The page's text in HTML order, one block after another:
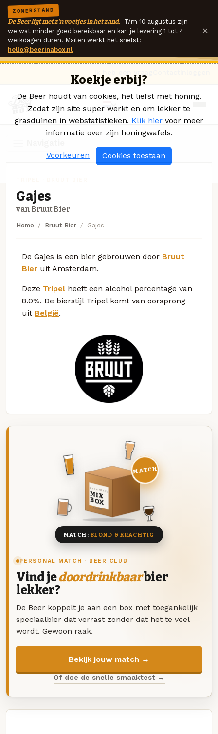
ZOMERSTAND
De Beer ligt met z'n voetjes in het zand. T/m 10 augustus zijn
we wat minder goed bereikbaar en kan je levering 1 tot 4
werkdagen duren. Mailen werkt het snelst:
hello@beerinabox.nl
×
Gajes
van Bruut Bier
Home Bruut Bier Gajes
De Gajes is een bier gebrouwen door Bruut
Bier uit Amsterdam.
Deze Tripel heeft een alcohol percentage van
8.0%. De bierstijl Tripel komt van oorsprong
uit België.
PERSONAL MATCH · BEER CLUB
Vind jedoordrinkbaarbier
lekker?
De Beer koppelt je aan een box met toegankelijk
speciaalbier dat verrast zonder dat het te veel
wordt. Gewoon raak.
Bekijk jouw match →
Of doe de snelle smaaktest →
DEZE MAAND
MIX
BOX
8 BIEREN
MATCH
MATCH: BLOND & KRACHTIG
Koekje erbij?
De Beer houdt van cookies, het liefst met honing.
Zodat zijn site super werkt en om lekker te
grasduinen in webstatistieken. Klik hier voor meer
informatie over zijn honingwafels.
Voorkeuren Cookies toestaan